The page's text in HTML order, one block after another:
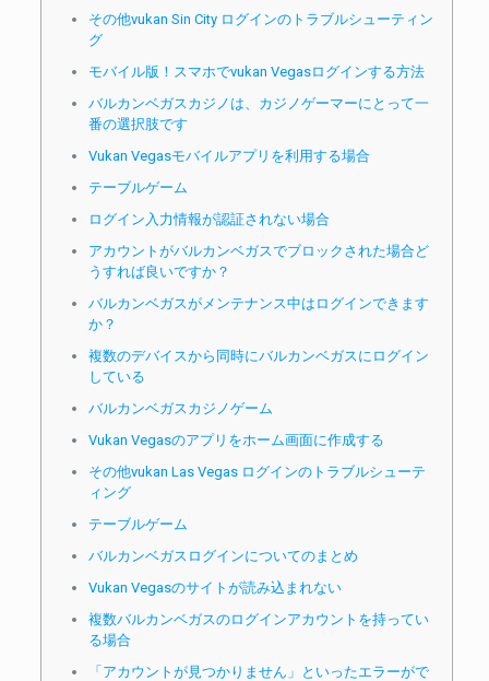
その他vukan Sin City ログインのトラブルシューティン
グ
モバイル版！スマホでvukan Vegasログインする方法
バルカンベガスカジノは、カジノゲーマーにとって一
番の選択肢です
Vukan Vegasモバイルアプリを利用する場合
テーブルゲーム
ログイン入力情報が認証されない場合
アカウントがバルカンベガスでブロックされた場合ど
うすれば良いですか？
バルカンベガスがメンテナンス中はログインできます
か？
複数のデバイスから同時にバルカンベガスにログイン
している
バルカンベガスカジノゲーム
Vukan Vegasのアプリをホーム画面に作成する
その他vukan Las Vegas ログインのトラブルシューテ
ィング
テーブルゲーム
バルカンベガスログインについてのまとめ
Vukan Vegasのサイトが読み込まれない
複数バルカンベガスのログインアカウントを持ってい
る場合
「アカウントが見つかりません」といったエラーがで